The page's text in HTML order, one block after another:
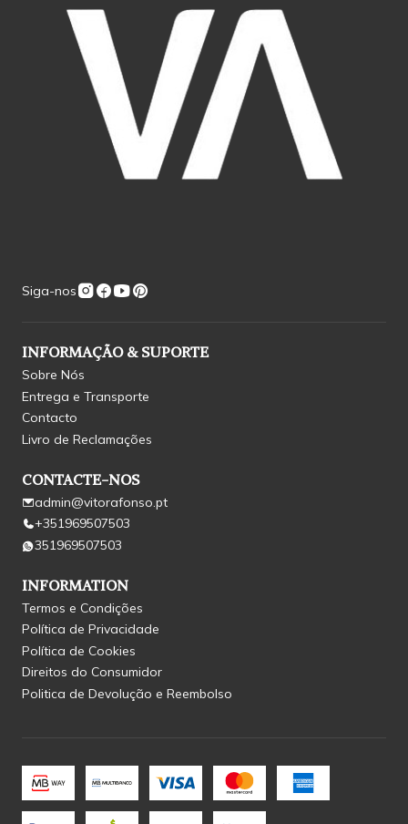
Siga-nos
INFORMAÇÃO & SUPORTE
Sobre Nós
Entrega e Transporte
Contacto
Livro de Reclamações
CONTACTE-NOS
admin@vitorafonso.pt
+351969507503
351969507503
INFORMATION
Termos e Condições
Política de Privacidade
Política de Cookies
Direitos do Consumidor
Politica de Devolução e Reembolso